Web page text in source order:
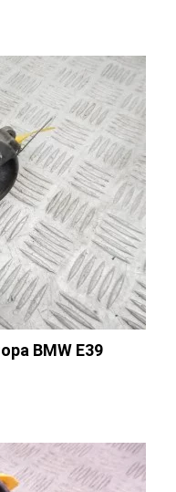
BMW E39